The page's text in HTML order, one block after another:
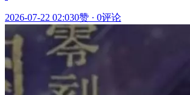
2026-07-22 02:030赞 · 0评论